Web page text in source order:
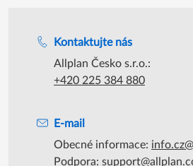
Kontaktujte nás
Allplan Česko s.r.o.:
+420 225 384 880
E-mail
Obecné informace:
Podpora: